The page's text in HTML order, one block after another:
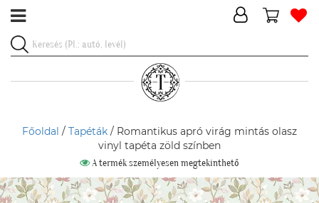
Főoldal / Tapéták / Romantikus apró virág mintás olasz
vinyl tapéta zöld színben
A termék személyesen megtekinthető